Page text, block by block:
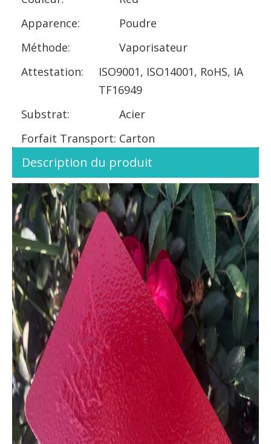
Apparence:
Poudre
Méthode:
Vaporisateur
Attestation:
ISO9001, ISO14001, RoHS, IA
TF16949
Substrat:
Acier
Forfait Transport: Carton
Description du produit